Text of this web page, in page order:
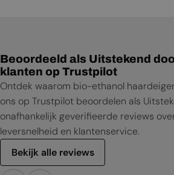
Beoordeeld als Uitstekend
klanten op Trustpilot
Ontdek waarom bio-ethanol
ons op Trustpilot beoordelen als
onafhankelijk geverifieerde reviews
leversnelheid en klantenservice.
Bekijk alle reviews